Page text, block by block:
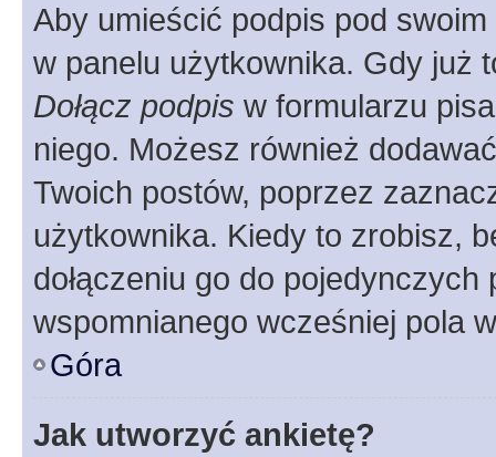
Aby umieścić podpis pod
w panelu użytkownika. Gdy już
Dołącz podpis w formularzu
niego. Możesz również
Twoich postów, poprzez
użytkownika. Kiedy to zrobisz,
dołączeniu go do
wspomnianego wcześniej pola
Góra
Jak utworzyć ankietę?